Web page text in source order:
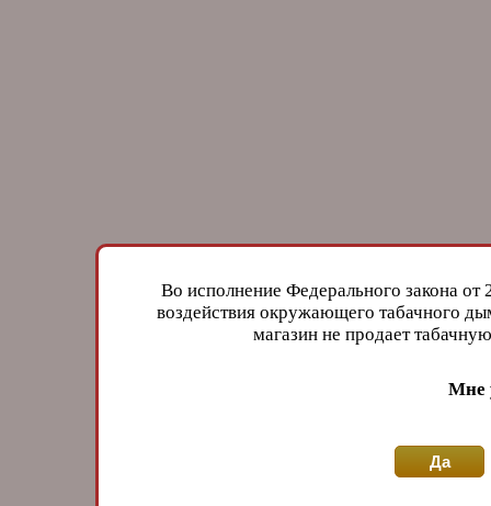
Во исполнение Федерального закона
воздействия окружающего табачного
магазин не продает
Мне
Да